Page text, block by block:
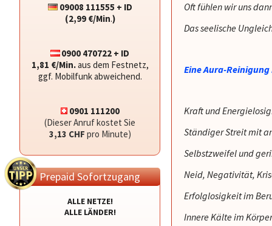
09008 111555 + ID
(2,99 €/Min.)
0900 470722 + ID
1,81 €/Min.aus dem Festnetz,
ggf. Mobilfunk abweichend.
0901 111200
(Dieser Anruf kostet Sie
3,13 CHF pro Minute)
Prepaid Sofortzugang
ALLE NETZE!
ALLE LÄNDER!
Oft fühlen wir uns
Das seelische
Eine Aura-
Kraft und
Ständiger Streit mit
Selbstzweifel und
Neid, Negativität,
Erfolglosigkeit im
Innere Kälte im Körper